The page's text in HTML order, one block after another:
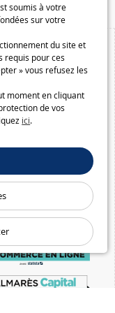
soumis à votre
sur votre
du site et
requis pour ces
» vous refusez les
moment en cliquant
de vos
ici.